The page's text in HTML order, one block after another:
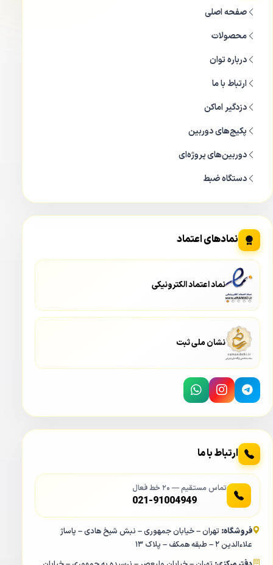
صفحه اصلی
محصولات
درباره توان
ارتباط با ما
دزدگیر اماکن
پکیج‌های دوربین
دوربین‌های پروژه‌ای
دستگاه ضبط
نمادهای اعتماد
نماد اعتماد الکترونیکی
نشان ملی ثبت
ارتباط با ما
تماس مستقیم — ۲۰ خط فعال
021-91004949
فروشگاه: تهران – خیابان جمهوری – نبش شیخ هادی – پاساژ
علاءالدین ۲ – طبقه همکف – پلاک ۱۳